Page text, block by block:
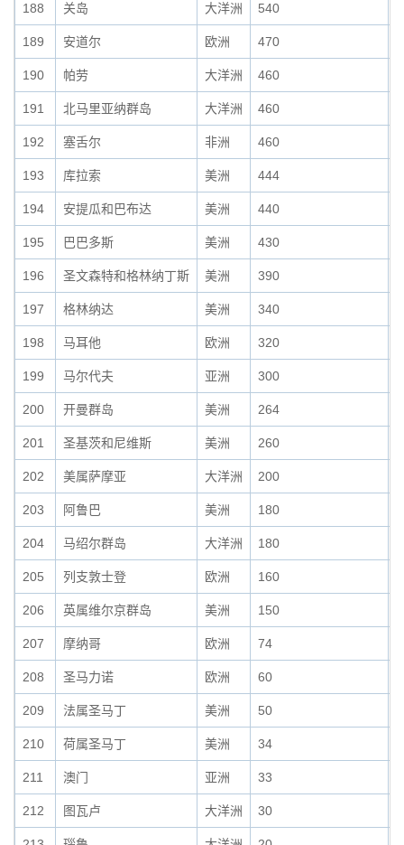
188 关岛 大洋洲 540
189 安道尔 欧洲 470
190 帕劳 大洋洲 460
191 北马里亚纳群岛 大洋洲 460
192 塞舌尔 非洲 460
193 库拉索 美洲 444
194 安提瓜和巴布达 美洲 440
195 巴巴多斯 美洲 430
196 圣文森特和格林纳丁斯 美洲 390
197 格林纳达 美洲 340
198 马耳他 欧洲 320
199 马尔代夫 亚洲 300
200 开曼群岛 美洲 264
201 圣基茨和尼维斯 美洲 260
202 美属萨摩亚 大洋洲 200
203 阿鲁巴 美洲 180
204 马绍尔群岛 大洋洲 180
205 列支敦士登 欧洲 160
206 英属维尔京群岛 美洲 150
207 摩纳哥 欧洲 74
208 圣马力诺 欧洲 60
209 法属圣马丁 美洲 50
210 荷属圣马丁 美洲 34
211 澳门 亚洲 33
212 图瓦卢 大洋洲 30